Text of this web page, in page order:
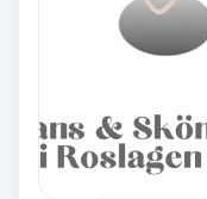
Bambumassage
Barnklippning